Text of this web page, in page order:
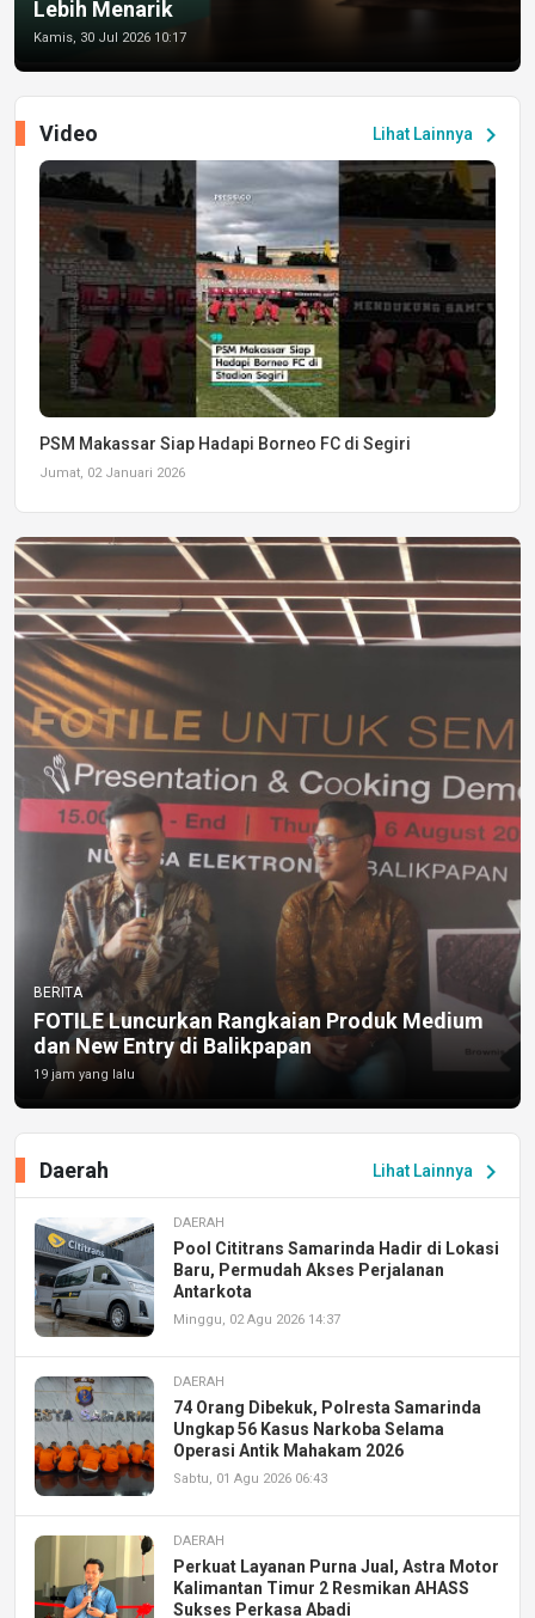
Lebih Menarik
Kamis, 30 Jul 2026 10:17
Lihat Lainnya chevron_right
Video
PSM Makassar Siap Hadapi Borneo FC di Segiri
Jumat, 02 Januari 2026
BERITA
FOTILE Luncurkan Rangkaian Produk Medium
dan New Entry di Balikpapan
19 jam yang lalu
Lihat Lainnya chevron_right
Daerah
DAERAH
Pool Cititrans Samarinda Hadir di Lokasi
Baru, Permudah Akses Perjalanan
Antarkota
Minggu, 02 Agu 2026 14:37
DAERAH
74 Orang Dibekuk, Polresta Samarinda
Ungkap 56 Kasus Narkoba Selama
Operasi Antik Mahakam 2026
Sabtu, 01 Agu 2026 06:43
DAERAH
Perkuat Layanan Purna Jual, Astra Motor
Kalimantan Timur 2 Resmikan AHASS
Sukses Perkasa Abadi